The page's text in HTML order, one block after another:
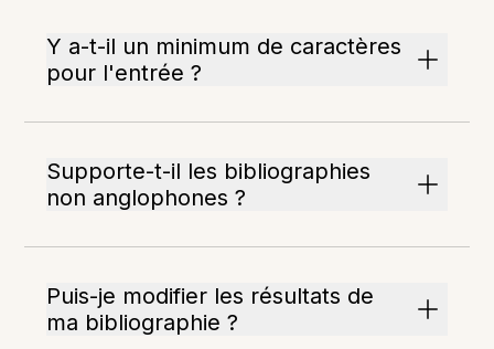
Y a-t-il un minimum de caractères
pour l'entrée ?
Supporte-t-il les bibliographies
non anglophones ?
Puis-je modifier les résultats de
ma bibliographie ?